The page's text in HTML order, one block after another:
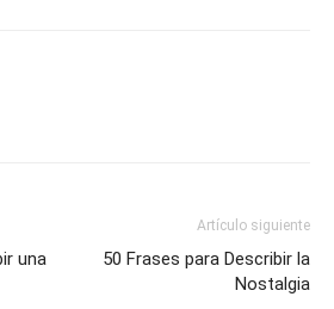
una
Artículo siguiente
50 Frases para Describir la
Nostalgia